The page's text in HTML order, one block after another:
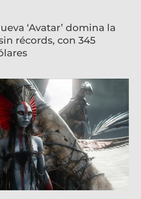
‘Avatar’ domina la
récords, con 345